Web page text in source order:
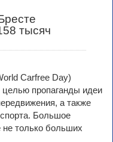
тысяч
Carfree Day)
целью пропаганды идеи
а также
Большое
только больших